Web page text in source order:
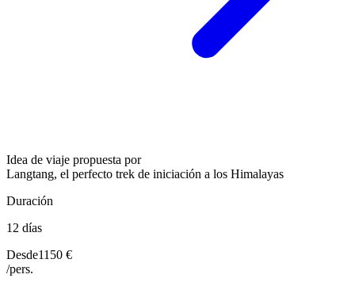
Idea de viaje propuesta por
Langtang, el perfecto trek de iniciación a los Himalayas
Duración
12 días
Desde1150 €
/pers.